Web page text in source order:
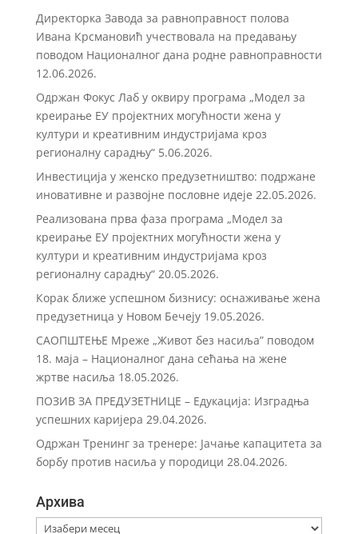
Директорка Завода за равноправност полова
Ивана Крсмановић учествовала на предавању
поводом Националног дана родне равноправности
12.06.2026.
Одржан Фокус Лаб у оквиру програма „Модел за
креирање ЕУ пројектних могућности жена у
култури и креативним индустријама кроз
регионалну сарадњу“ 5.06.2026.
Инвестиција у женско предузетништво: подржане
иновативне и развојне пословне идеје 22.05.2026.
Реализована прва фаза програма „Модел за
креирање ЕУ пројектних могућности жена у
култури и креативним индустријама кроз
регионалну сарадњу“ 20.05.2026.
Корак ближе успешном бизнису: оснаживање жена
предузетница у Новом Бечеју 19.05.2026.
САОПШТЕЊЕ Мреже „Живот без насиља” поводом
18. маја – Националног дана сећања на жене
жртве насиља 18.05.2026.
ПОЗИВ ЗА ПРЕДУЗЕТНИЦЕ – Eдукација: Изградња
успешних каријера 29.04.2026.
Одржан Тренинг за тренере: Јачање капацитета за
борбу против насиља у породици 28.04.2026.
Архива
Архива